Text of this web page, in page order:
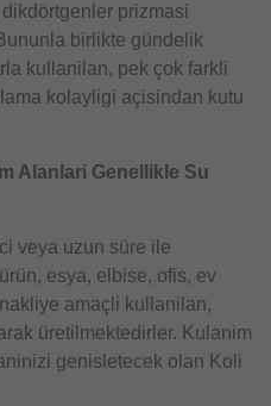
prizmasi
birlikte gündelik
kullanilan, pek çok farkli
kolayligi açisindan kutu
Alanlari Genellikle Su
veya uzun süre ile
esya, elbise, ofis, ev
amaçli kullanilan,
üretilmektedirler. Kulanim
genisletecek olan Koli